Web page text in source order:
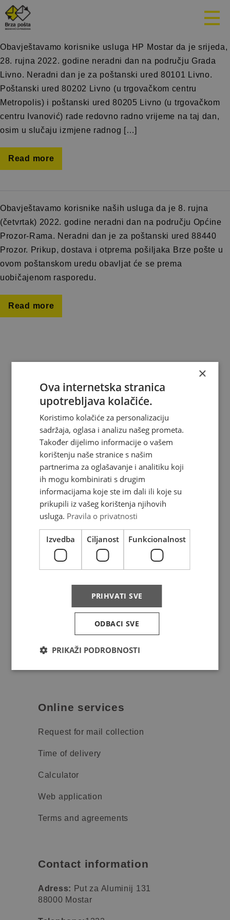
Mjesec: Septembar 2022.
Obavještavamo korisnike usluga HP Mostar da je srijeda,
28. rujna 2022. godine neradni dan na području Grada
Livno. Neradni dan je za poštanski ured 80101 Livno.
Poštanski ured 80202 Livno (u trgovačkom centru
Metropolis) i poštanski ured 80205 Livno (u trgovačkom
centru Ivanović) rade redovno radno vrijeme na taj dan,
osim u slučaju izmjene radnog […]
Read more
Obavještavamo korisnike naših usluga da je 8. rujna
(četvrtak) 2022. godine neradni dan na području Općine
Prozor-Rama. Neradni dan je za poštanski ured 88440
Prozor. Prikup, dostava i otprema pošiljaka Brze pošte u
ovom poštanskom uredu obavljat će se prema
uobičajenom rasporedu.
Read more
Where do we deliver
News
Contact
Complaints
Privacy policy
Services
Online services
Request for mail collection
Time of delivery
Calculator
Web application
Terms and agreements
Contact information
Adress: Put za Aluminij 131
88000 Mostar
×
Ova internetska stranica
upotrebljava kolačiće.
Koristimo kolačiće za personalizaciju
sadržaja, oglasa i analizu našeg prometa.
Također dijelimo informacije o vašem
korištenju naše stranice s našim
partnerima za oglašavanje i analitiku koji
ih mogu kombinirati s drugim
informacijama koje ste im dali ili koje su
prikupili iz vašeg korištenja njihovih
usluga. Pravila o privatnosti
Izvedba Ciljanost Funkcionalnost
PRIHVATI SVE
ODBACI SVE
PRIKAŽI PODROBNOSTI